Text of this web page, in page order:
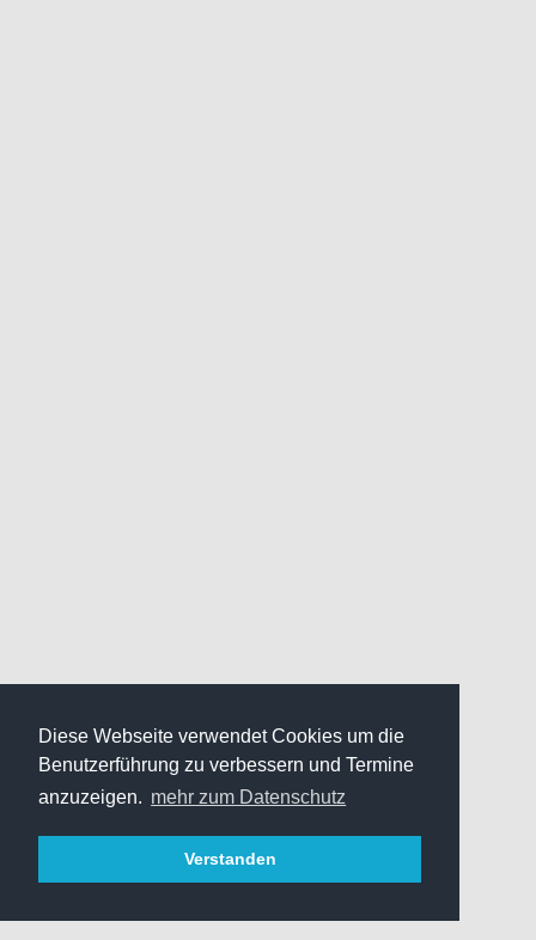
Diese Webseite verwendet Cookies um die
Benutzerführung zu verbessern und Termine
anzuzeigen. mehr zum Datenschutz
Verstanden